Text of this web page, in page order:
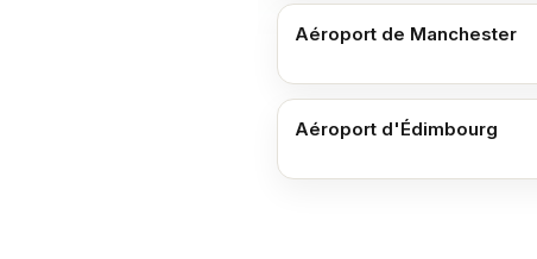
Aéroport de Manchester
Aéroport d'Édimbourg